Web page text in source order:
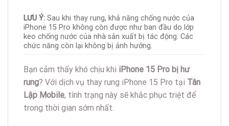
LƯU Ý: Sau khi thay rung, khả năng chống nước của
iPhone 15 Pro không còn được như ban đầu do lớp
keo chống nước của nhà sản xuất bị tác động. Các
chức năng còn lại không bị ảnh hưởng.
Bạn cảm thấy khó chịu khi iPhone 15 Pro bị hư
rung? Với dịch vụ thay rung iPhone 15 Pro tại Tân
Lập Mobile, tình trạng này sẽ khắc phục triệt để
trong thời gian sớm nhất.